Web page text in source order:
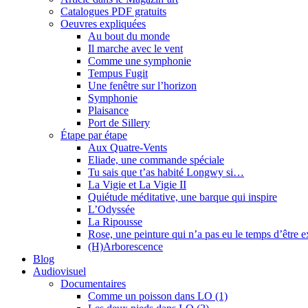
Catalogues PDF gratuits
Oeuvres expliquées
Au bout du monde
Il marche avec le vent
Comme une symphonie
Tempus Fugit
Une fenêtre sur l’horizon
Symphonie
Plaisance
Port de Sillery
Étape par étape
Aux Quatre-Vents
Eliade, une commande spéciale
Tu sais que t’as habité Longwy si…
La Vigie et La Vigie II
Quiétude méditative, une barque qui inspire
L’Odyssée
La Ripousse
Rose, une peinture qui n’a pas eu le temps d’être
(H)Arborescence
Blog
Audiovisuel
Documentaires
Comme un poisson dans LO (1)